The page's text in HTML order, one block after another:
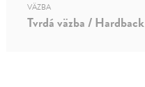
VÄZBA
Tvrdá väzba / Hardback